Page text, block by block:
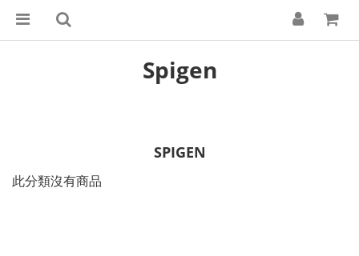
Spigen
SPIGEN
此分類沒有商品